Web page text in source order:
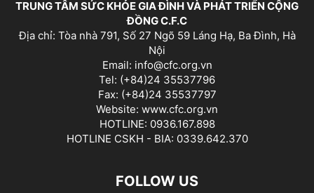
TRUNG TÂM SỨC KHỎE GIA ĐÌNH VÀ PHÁT TRIỂN CỘNG
ĐỒNG C.F.C
Địa chỉ: Tòa nhà 791, Số 27 Ngõ 59 Láng Hạ, Ba Đình, Hà
Nội
Email: info@cfc.org.vn
Tel: (+84)24 35537796
Fax: (+84)24 35537797
Website: www.cfc.org.vn
HOTLINE: 0936.167.898
HOTLINE CSKH - BIA: 0339.642.370
FOLLOW US